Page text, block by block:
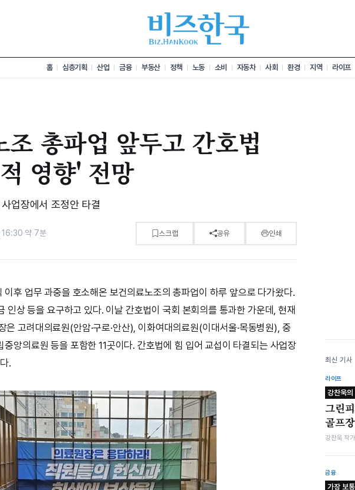
홈 심층기획 산업 금융 부동산 정책 노동 소비 자동차 사회 환경 지역 라이프
조 총파업 앞두고 간호법
영향' 전망
업장에서 조정안 타결
16:30·약 7분 스크랩 공유 인쇄
후 업무 과중을 호소해온 보건의료노조의 총파업이 하루 앞으로 다가왔다.
인상 등을 요구하고 있다. 이날 간호법이 국회 본회의를 통과한 가운데, 현재
은 고려대의료원(안암·구로·안산), 이화여대의료원(이대서울·목동병원), 중
중앙의료원 등을 포함한 11곳이다. 간호법에 힘 입어 교섭이 타결되는 사업장
.
최신 기사
라이프
강찬욱
그린
골프
강찬욱 작가
금융
가장 보